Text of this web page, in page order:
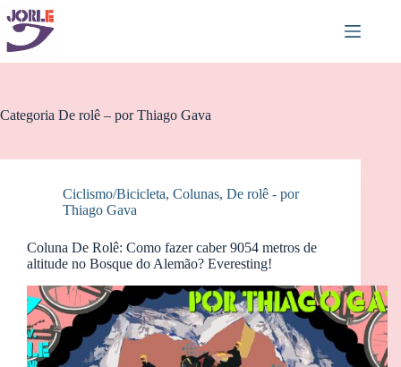
Pular
para
conteúdo
Categoria De rolê – por Thiago Gava
Ciclismo/Bicicleta, Colunas, De rolê - por
Thiago Gava
Coluna De Rolê: Como fazer caber 9054 metros de
altitude no Bosque do Alemão? Everesting!